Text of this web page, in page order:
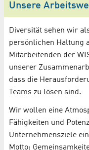
Unsere
Diversität sehen wir
persönlichen Haltung
Mitarbeitenden der
unserer
dass die
Teams zu lösen sind.
Wir wollen eine
Fähigkeiten und
Unternehmensziele
Motto: